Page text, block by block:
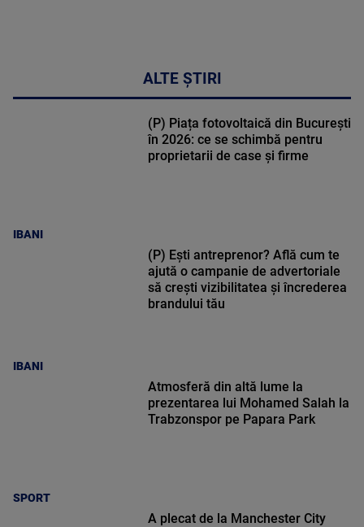
ALTE ȘTIRI
IBANI
(P) Piața fotovoltaică din București
în 2026: ce se schimbă pentru
proprietarii de case și firme
IBANI
(P) Ești antreprenor? Află cum te
ajută o campanie de advertoriale
să crești vizibilitatea și încrederea
brandului tău
SPORT
Atmosferă din altă lume la
prezentarea lui Mohamed Salah la
Trabzonspor pe Papara Park
A plecat de la Manchester City